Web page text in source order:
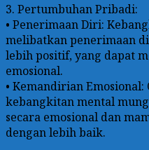
3. Pertumbuhan Pribadi:
• Penerimaan Diri:
melibatkan penerimaan
lebih positif, yang dapat
emosional.
• Kemandirian
kebangkitan mental
secara emosional dan
dengan lebih baik.